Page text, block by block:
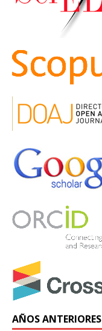
AÑOS ANTERIORES